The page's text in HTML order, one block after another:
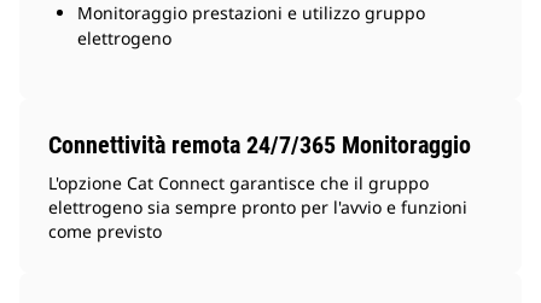
Monitoraggio prestazioni e utilizzo gruppo
elettrogeno
Connettività remota 24/7/365 Monitoraggio
L'opzione Cat Connect garantisce che il gruppo
elettrogeno sia sempre pronto per l'avvio e funzioni
come previsto